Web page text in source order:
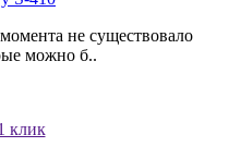
не существовало
можно б..
клик